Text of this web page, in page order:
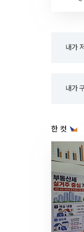
내가
내가
한 컷